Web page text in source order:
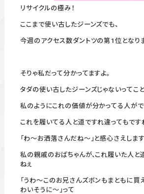
リサイクルの極み！
ここまで使い古したジーンズでも、
今週のアクセス数ダントツの第1位となり
そりゃ私だって分かってますよ。
タダの使い古したジーンズじゃないってこと
私のようにこれの価値が分かってる人がで
これを履いてる人と道ですれ違ってもです
「わ～お洒落さんだね～」と感心さえします
私の親戚のおばちゃんが、これ履いた人と
ねぇ
「うわ～このお兄さんズボンもまともに
わいそうに～」って